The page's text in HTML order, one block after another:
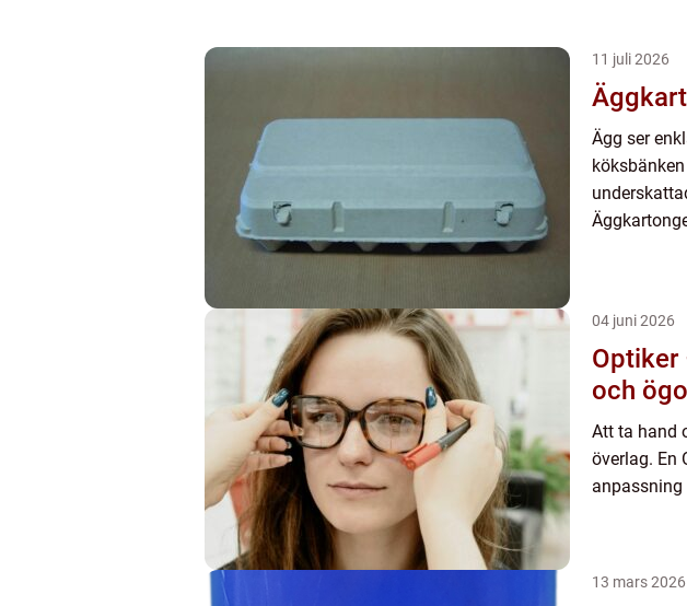
11 juli 2026
Ägg ser
04 juni 2026
Optiker
och
Att ta hand
överlag. En
anpassning
13 mars 2026